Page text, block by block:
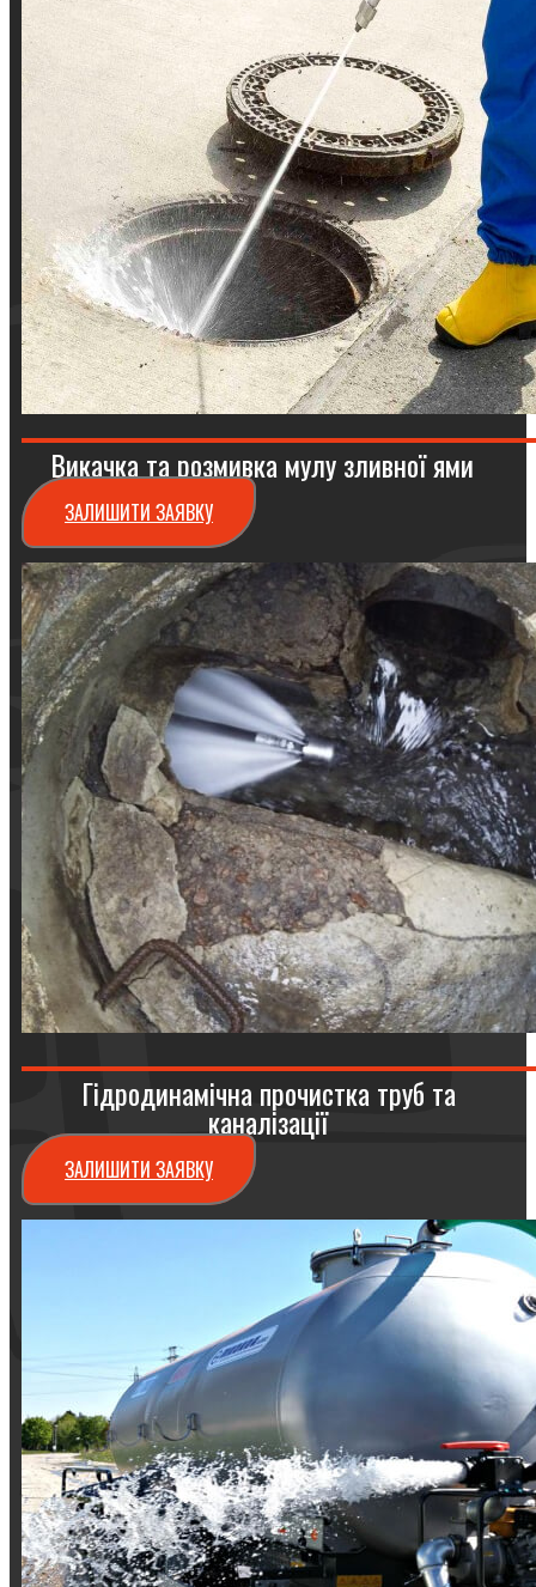
Викачка та розмивка мулу зливної ями
ЗАЛИШИТИ ЗАЯВКУ
Гідродинамічна прочистка труб та
каналізації
ЗАЛИШИТИ ЗАЯВКУ